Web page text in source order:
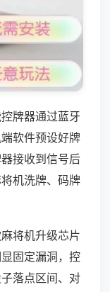
牌器通过蓝牙
软件预设好牌
接收到信号后
机洗牌、码牌
将机升级芯片
固定漏洞，控
落点区间、对